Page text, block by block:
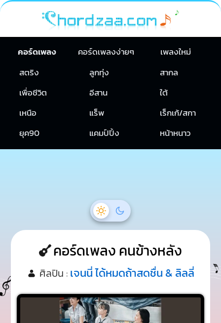
คอร์ดเพลง คอร์ดเพลงง่ายๆ
เพลงใหม่
สตริง
ลูกทุ่ง
สากล
เพื่อชีวิต
อีสาน
ใต้
เหนือ
แร็พ
เร็กเก้/สกา
ยุค90
แคมป์ปิ้ง หน้าหนาว
คอร์ดเพลง คนข้างหลัง
ศิลปิน : เจนนี่ ได้หมดถ้าสดชื่น & ลิลลี่